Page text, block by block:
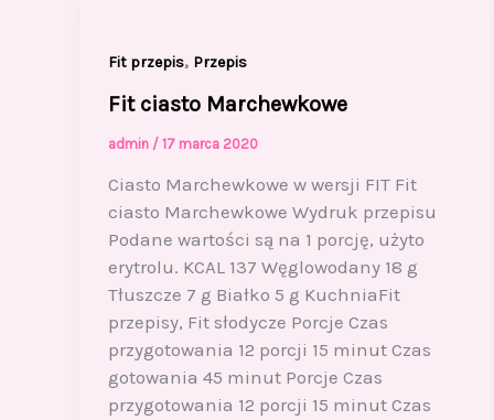
Fit przepis, Przepis
Fit ciasto Marchewkowe
admin / 17 marca 2020
Ciasto Marchewkowe w wersji FIT Fit
ciasto Marchewkowe Wydruk przepisu
Podane wartości są na 1 porcję, użyto
erytrolu. KCAL 137 Węglowodany 18 g
Tłuszcze 7 g Białko 5 g KuchniaFit
przepisy, Fit słodycze Porcje Czas
przygotowania 12 porcji 15 minut Czas
gotowania 45 minut Porcje Czas
przygotowania 12 porcji 15 minut Czas